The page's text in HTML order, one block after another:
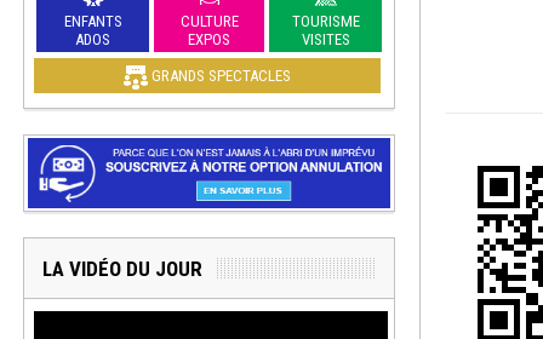
ENFANTS
ADOS
CULTURE
EXPOS
TOURISME
VISITES
GRANDS SPECTACLES
LA VIDÉO DU JOUR